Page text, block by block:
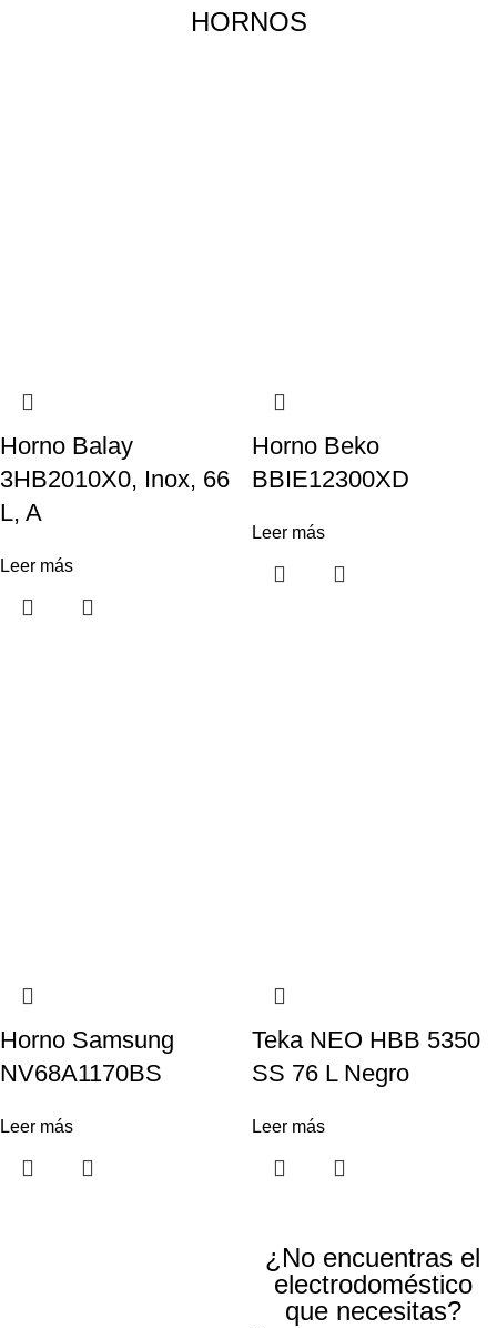
HORNOS
Horno Balay
3HB2010X0, Inox, 66
L, A
Leer más
Horno Beko
BBIE12300XD
Leer más
Horno Samsung
NV68A1170BS
Leer más
Teka NEO HBB 5350
SS 76 L Negro
Leer más
¿No encuentras el
electrodoméstico
que necesitas?